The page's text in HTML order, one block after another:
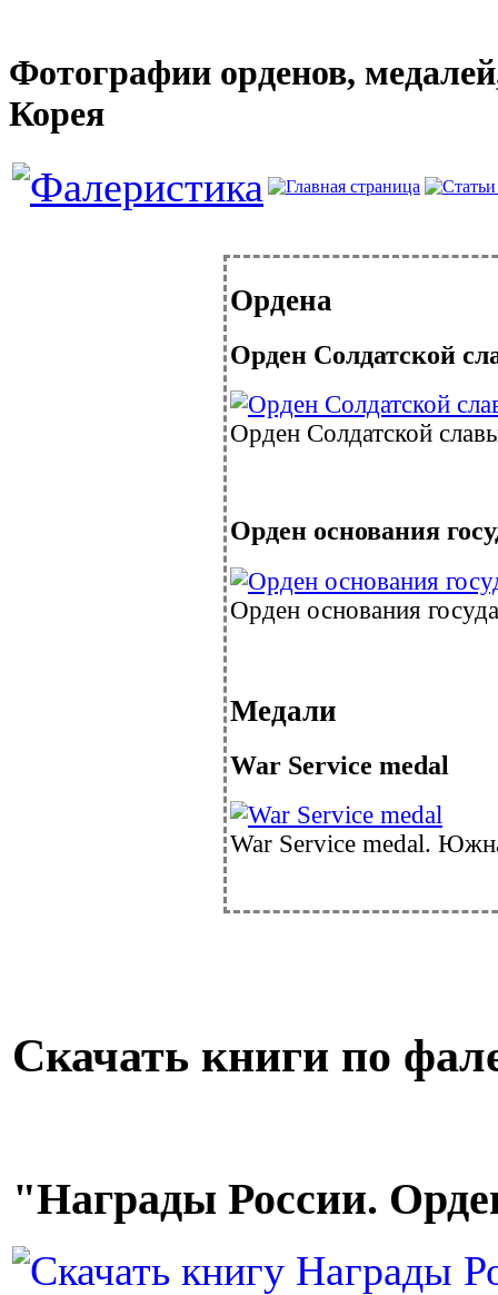
Фотографии орденов,
Корея
Ордена
Орден Солдатской
Орден Солдатской
Орден основания
Орден основания
Медали
War Service medal
War Service medal.
Скачать книги по
"Награды России.